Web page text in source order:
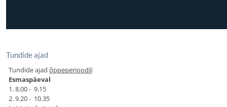
Tundide ajad
Tundide ajad õppeperioodil:
Esmaspäeval
1. 8.00 - 9.15
2. 9.20 - 10.35